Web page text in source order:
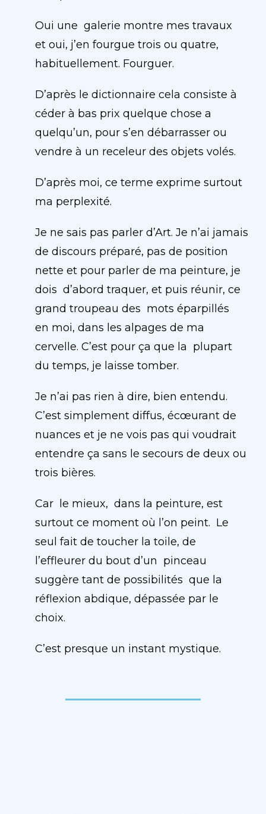
Oui une galerie montre mes travaux
et oui, j’en fourgue trois ou quatre,
habituellement. Fourguer.
D’après le dictionnaire cela consiste à
céder à bas prix quelque chose a
quelqu’un, pour s’en débarrasser ou
vendre à un receleur des objets volés.
D’après moi, ce terme exprime surtout
ma perplexité.
Je ne sais pas parler d’Art. Je n’ai jamais
de discours préparé, pas de position
nette et pour parler de ma peinture, je
dois d’abord traquer, et puis réunir, ce
grand troupeau des mots éparpillés
en moi, dans les alpages de ma
cervelle. C’est pour ça que la plupart
du temps, je laisse tomber.
Je n’ai pas rien à dire, bien entendu.
C’est simplement diffus, écœurant de
nuances et je ne vois pas qui voudrait
entendre ça sans le secours de deux ou
trois bières.
Car le mieux, dans la peinture, est
surtout ce moment où l’on peint. Le
seul fait de toucher la toile, de
l’effleurer du bout d’un pinceau
suggère tant de possibilités que la
réflexion abdique, dépassée par le
choix.
C’est presque un instant mystique.